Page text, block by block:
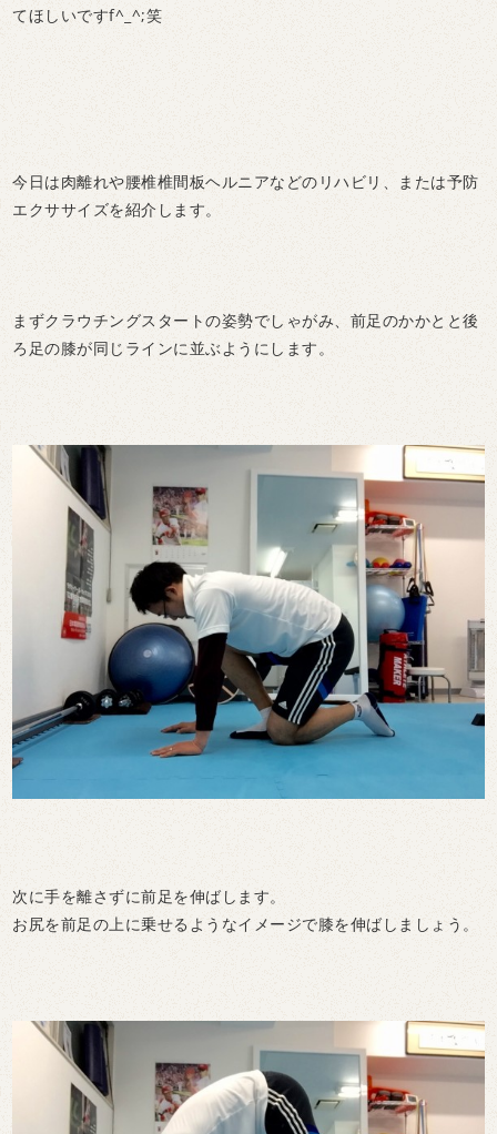
てほしいですf^_^;笑
今日は肉離れや腰椎椎間板ヘルニアなどのリハビリ、または予防
エクササイズを紹介します。
まずクラウチングスタートの姿勢でしゃがみ、前足のかかとと後
ろ足の膝が同じラインに並ぶようにします。
次に手を離さずに前足を伸ばします。
お尻を前足の上に乗せるようなイメージで膝を伸ばしましょう。